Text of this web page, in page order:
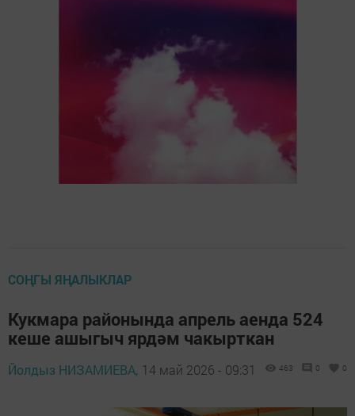
СОҢГЫ ЯҢАЛЫКЛАР
Кукмара районында апрель аенда 524
кеше ашыгыч ярдәм чакырткан
Йолдыз НИЗАМИЕВА, 14 май 2026 - 09:31 463 0 0